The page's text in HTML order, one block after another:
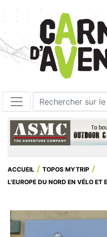
ACCUEIL
TOPOS MYTRIP
L'EUROPE DU NORD EN VÉLO ET